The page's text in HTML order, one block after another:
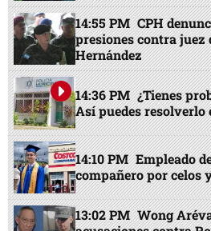
14:55 PM CPH
presiones contra juez
Hernández
14:36 PM ¿Tienes
Así puedes resolverlo
14:10 PM Empleado
compañero por celos
13:02 PM Wong